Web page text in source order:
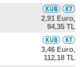
2,91 Euro,
94,35 TL
3,46 Euro,
112,18 TL